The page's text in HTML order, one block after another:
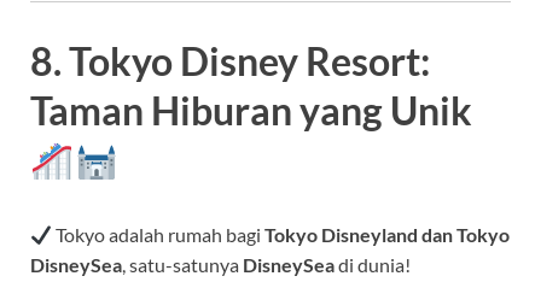
8. Tokyo Disney Resort:
Taman Hiburan yang Unik
Tokyo adalah rumah bagiTokyo Disneyland dan Tokyo
DisneySea, satu-satunya DisneySeadi dunia!